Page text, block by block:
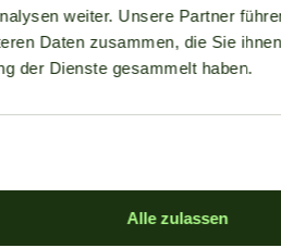
weiter. Unsere Partner
Daten zusammen, die Sie
der Dienste gesammelt haben.
Alle zulassen